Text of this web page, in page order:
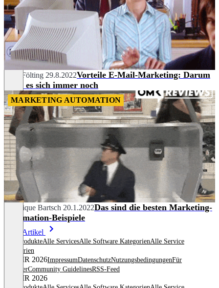
Lena Fölting 29.8.2022Vorteile E-Mail-Marketing: Darum
lohnt es sich immer noch
MARKETING AUTOMATION
Veronique Bartsch 20.1.2022Das sind die besten Marketing-
Automation-Beispiele
Mehr Artikel
Alle ProdukteAlle ServicesAlle Software KategorienAlle Service
Kategorien
© OMR 2026ImpressumDatenschutzNutzungsbedingungenFür
AnbieterCommunity GuidelinesRSS-Feed
© OMR 2026